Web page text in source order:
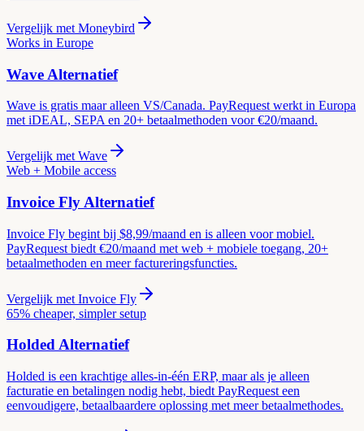
Vergelijk met Moneybird
Works in Europe
Wave Alternatief
Wave is gratis maar alleen VS/Canada. PayRequest werkt in Europa
met iDEAL, SEPA en 20+ betaalmethoden voor €20/maand.
Vergelijk met Wave
Web + Mobile access
Invoice Fly Alternatief
Invoice Fly begint bij $8,99/maand en is alleen voor mobiel.
PayRequest biedt €20/maand met web + mobiele toegang, 20+
betaalmethoden en meer factureringsfuncties.
Vergelijk met Invoice Fly
65% cheaper, simpler setup
HoldedAlternatief
Holded is een krachtige alles-in-één ERP, maar als je alleen
facturatie en betalingen nodig hebt, biedt PayRequest een
eenvoudigere, betaalbaardere oplossing met meer betaalmethodes.